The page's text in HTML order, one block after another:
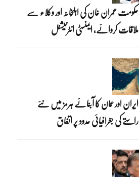
حکومت عمران خان کی اہلِخانہ اور وکلاء سے
ملاقات کروائے، ایمنسٹی انٹرنیشنل
ایران اور عمان کا آبنائے ہرمز میں نئے
راستے کی جغرافیائی حدود پر اتفاق